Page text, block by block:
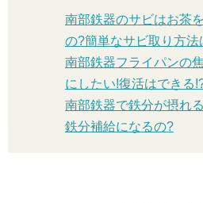
南部鉄器のサビはお茶
の?簡単なサビ取り方法
南部鉄器フライパンの
にしたい!復活はできる
南部鉄器で鉄分が摂れ
鉄分補給になるの?